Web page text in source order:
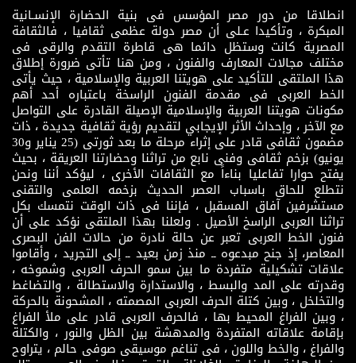
انطلاقا من دور مصر المؤسس فى بنية الحضارة الإنسـانية
المبكرة ، وتأكيدا عـلى أن مصر دولة عظمى ثقافيا ، فالثقافة
المصرية كانت وستظل دائما هى قاطرة التقدم والرقى فى
مختلف مجالات المعارف والفنون ، ومن هنا تأتى ضرورة إطلاق
هذا الملتقى للتأكيد على هويتنا العربية والإسلامية ، حيث يأتى
الخط العربى فى مقدمة الفنون الراسخة باعتباره أحد أهم
مكونات هويتنا العربية والإسلامية الإصيلة القادرة على التواصل
مع الآخر ، وإحداث الأثر الإيجابي لتقديم رؤية ثقافية جديدة ، ذات
مضمون ثقافى قادر على إثراء مرحلة ما بعد ثورتى (25 يناير و30
يونيو) بزخم ثقافى وفنى نابع من تراثنا وحضارتنا العريقة ، بحيث
يفتح حوارا تفاعليا بناءاً مع الثقافات الأخرى ، ليؤكد أننا ونحن
نتطلع للحاق باسباب العصر الحديث بزخمه العلمى والتقنى
مستشرفين آفاق المسقبل ، فإننا فى ذات الوقت نتمسك بكل
تراثنا العربى الراسخ الأصيل . ولعلنا بهذا الملتقى نؤكد على أن
فنون الخط العربى تعبر عن حالة نادرة من حالات الفن البصرى
المعاصر، إذ جنح مبدعوه ــ منذ زمن بعيد ــ إلى التجريد ، وأقاموا
علاقات تشكيلية متفردة ما بين سمو الحرف العربى وشموخه ،
وقدرته على المد والبسط ، والاستدارة والاستطالة ، والتضاغط
والتخلخل ، وبين كتلة الحرف العربى المصمته ، المشحونة بالحركة
، وبين الفراغ المحيط بها ، فالحرف العربى قادر على ملأ الفراغ
بإقامة علاقاته المتفردة والمدهشة بين الظل والنور ، والكتلة
والفراغ ، والخط واللون ، فى تناغم موسيقى صوفى حالم ، يتراوح